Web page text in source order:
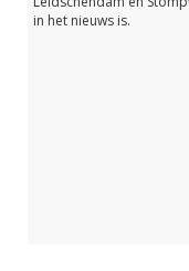
in het nieuws is.